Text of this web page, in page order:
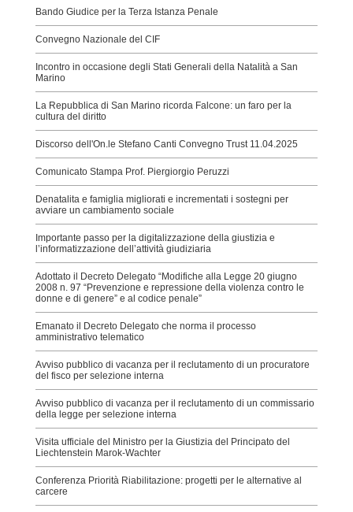
Bando Giudice per la Terza Istanza Penale
Convegno Nazionale del CIF
Incontro in occasione degli Stati Generali della Natalità a San
Marino
La Repubblica di San Marino ricorda Falcone: un faro per la
cultura del diritto
Discorso dell'On.le Stefano Canti Convegno Trust 11.04.2025
Comunicato Stampa Prof. Piergiorgio Peruzzi
Denatalita e famiglia migliorati e incrementati i sostegni per
avviare un cambiamento sociale
Importante passo per la digitalizzazione della giustizia e
l’informatizzazione dell’attività giudiziaria
Adottato il Decreto Delegato “Modifiche alla Legge 20 giugno
2008 n. 97 “Prevenzione e repressione della violenza contro le
donne e di genere” e al codice penale”
Emanato il Decreto Delegato che norma il processo
amministrativo telematico
Avviso pubblico di vacanza per il reclutamento di un procuratore
del fisco per selezione interna
Avviso pubblico di vacanza per il reclutamento di un commissario
della legge per selezione interna
Visita ufficiale del Ministro per la Giustizia del Principato del
Liechtenstein Marok-Wachter
Conferenza Priorità Riabilitazione: progetti per le alternative al
carcere